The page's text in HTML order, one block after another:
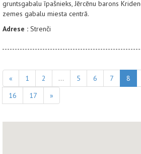
gruntsgabalu īpašnieks, Jērcēnu barons
zemes gabalu miesta centrā.
Adrese : Strenči
« 1 2 ... 5 6 7 8
16
17 »